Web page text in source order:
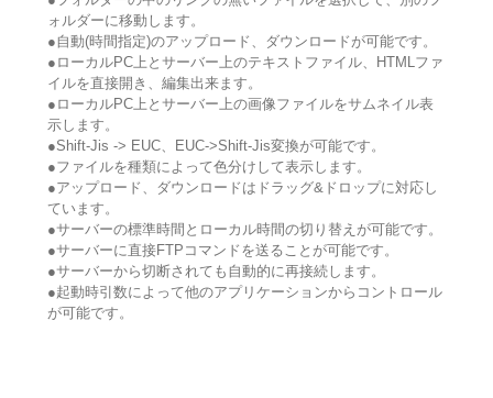
ォルダーに移動します。
●自動(時間指定)のアップロード、ダウンロードが可能です。
●ローカルPC上とサーバー上のテキストファイル、HTMLファ
イルを直接開き、編集出来ます。
●ローカルPC上とサーバー上の画像ファイルをサムネイル表
示します。
●Shift-Jis -> EUC、EUC->Shift-Jis変換が可能です。
●ファイルを種類によって色分けして表示します。
●アップロード、ダウンロードはドラッグ&ドロップに対応し
ています。
●サーバーの標準時間とローカル時間の切り替えが可能です。
●サーバーに直接FTPコマンドを送ることが可能です。
●サーバーから切断されても自動的に再接続します。
●起動時引数によって他のアプリケーションからコントロール
が可能です。